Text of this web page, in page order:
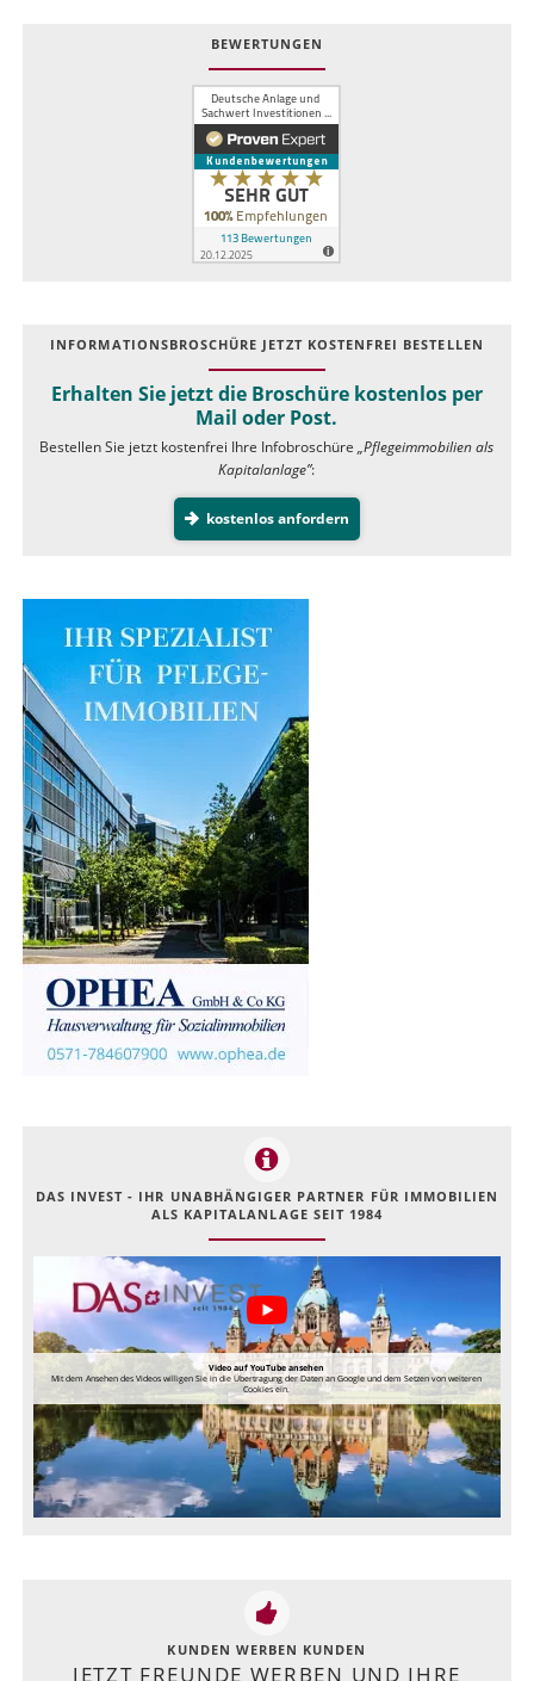
BEWERTUNGEN
INFOR­MATIONS­BROSCHÜRE JETZT KOSTEN­FREI BESTELLEN
Erhalten Sie jetzt die Broschüre kostenlos per
Mail oder Post.
Bestellen Sie jetzt kostenfrei Ihre Infobroschüre„Pflegeimmobilien als
Kapitalanlage”:
kostenlos anfordern
DAS INVEST - IHR UNABHÄNGIGER PARTNER FÜR IMMOBILIEN
ALS KAPITALANLAGE SEIT 1984
Video auf YouTube ansehen
Mit dem Ansehen des Videos willigen Sie in die Übertragung der Daten an Google und dem Setzen von weiteren
Cookies ein.
KUNDEN WERBEN KUNDEN
JETZT FREUNDE WERBEN UND IHRE